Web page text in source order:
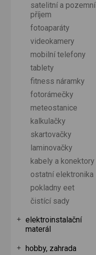
satelitní a pozemní
příjem
fotoaparáty
videokamery
mobilní telefony
tablety
fitness náramky
fotorámečky
meteostanice
kalkulačky
skartovačky
laminovačky
kabely a konektory
ostatní elektronika
pokladny eet
čistící sady
elektroinstalační
materál
hobby, zahrada